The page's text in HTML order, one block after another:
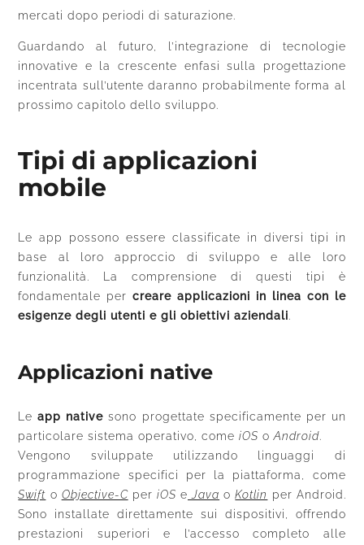
mercati dopo periodi di saturazione.
Guardando al futuro, l’integrazione di tecnologie
innovative e la crescente enfasi sulla progettazione
incentrata sull’utente daranno probabilmente forma al
prossimo capitolo dello sviluppo.
Tipi di applicazioni
mobile
Le app possono essere classificate in diversi tipi in
base al loro approccio di sviluppo e alle loro
funzionalità. La comprensione di questi tipi è
fondamentale percreare applicazioni in linea con le
esigenze degli utenti e gli obiettivi aziendali
Applicazioni native
Leapp native sono progettate specificamente per un
particolare sistema operativo, comeiOSo Android
Vengono sviluppate utilizzando linguaggi di
programmazione specifici per la piattaforma, come
Swift o Objective-C per iOS e Java oKotlin per Android.
Sono installate direttamente sui dispositivi, offrendo
prestazioni superiori e l’accesso completo alle